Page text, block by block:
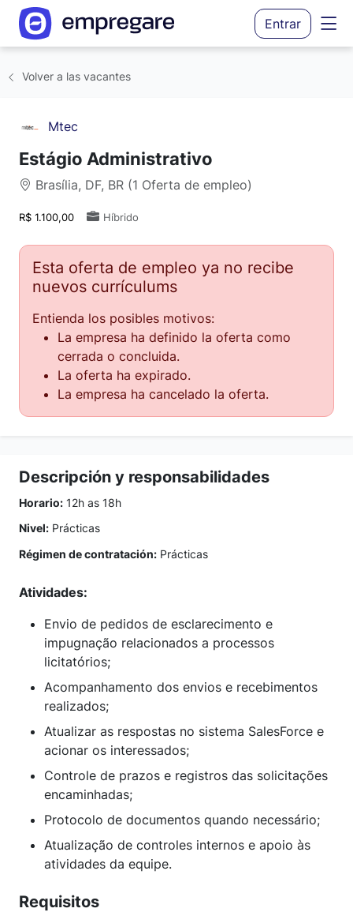
Entrar
Volver a las vacantes
Mtec
Estágio Administrativo
Brasília, DF, BR (1 Oferta de empleo)
R$ 1.100,00 Híbrido
Esta oferta de empleo ya no recibe
nuevos currículums
Entienda los posibles motivos:
La empresa ha definido la oferta como
cerrada o concluida.
La oferta ha expirado.
La empresa ha cancelado la oferta.
Descripción y responsabilidades
Horario: 12h as 18h
Nivel: Prácticas
Régimen de contratación: Prácticas
Atividades:
Envio de pedidos de esclarecimento e
impugnação relacionados a processos
licitatórios;
Acompanhamento dos envios e recebimentos
realizados;
Atualizar as respostas no sistema SalesForce e
acionar os interessados;
Controle de prazos e registros das solicitações
encaminhadas;
Protocolo de documentos quando necessário;
Atualização de controles internos e apoio às
atividades da equipe.
Requisitos